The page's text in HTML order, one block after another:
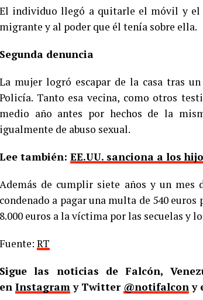
El individuo llegó a quitarle el móvil y el
migrante y al poder que él tenía sobre ella.
Segunda denuncia
La mujer logró escapar de la casa tras
Policía. Tanto esa vecina, como otros
medio año antes por hechos de la
igualmente de abuso sexual.
Lee también: EE.UU. sanciona a los
Además de cumplir siete años y un mes
condenado a pagar una multa de 540
8.000 euros a la víctima por las secuelas y
Fuente: RT
Sigue las noticias de Falcón,
en Instagramy Twitter @notifalcony